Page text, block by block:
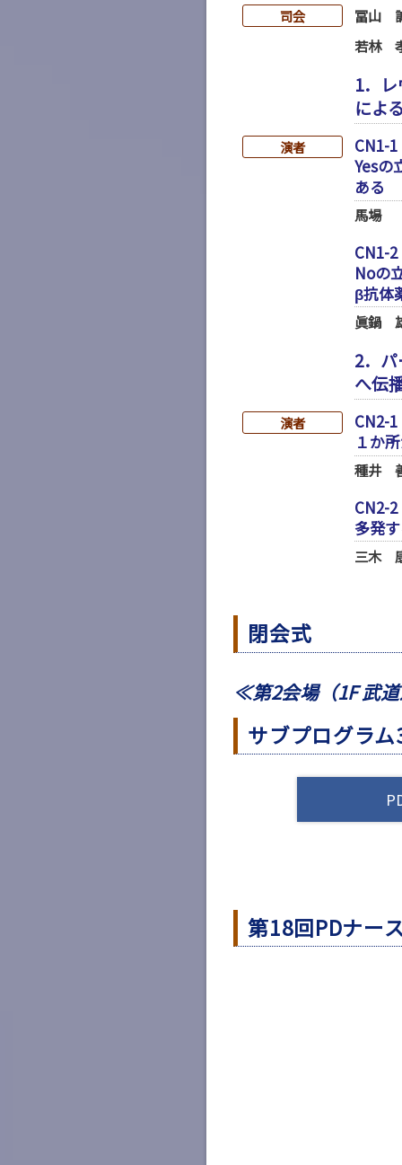
司会
冨山
若林
1．
によ
演者
CN1-1
Yesの
ある
馬場
CN1-2
Noの
β抗体
眞鍋
2．
へ伝
演者
CN2-1
１か
種井
CN2-2
多発
三木
閉会式
≪第2会場（1F 武
サブプログラ
第18回PDナー